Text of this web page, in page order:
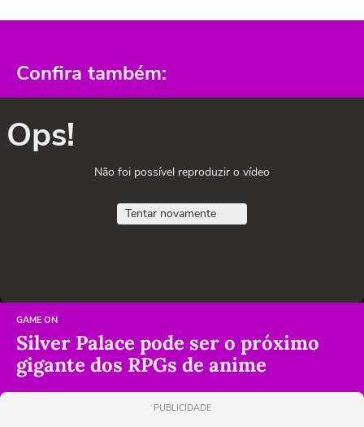
Confira também:
Ops!
Não foi possível reproduzir o vídeo
Tentar novamente
GAME ON
Silver Palace pode ser o próximo
gigante dos RPGs de anime
PUBLICIDADE